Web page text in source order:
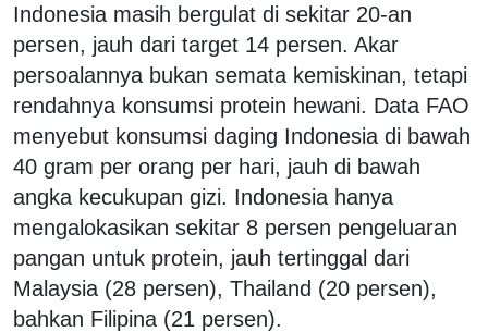
Indonesia masih bergulat di sekitar 20-an
persen, jauh dari target 14 persen. Akar
persoalannya bukan semata kemiskinan, tetapi
rendahnya konsumsi protein hewani. Data FAO
menyebut konsumsi daging Indonesia di bawah
40 gram per orang per hari, jauh di bawah
angka kecukupan gizi. Indonesia hanya
mengalokasikan sekitar 8 persen pengeluaran
pangan untuk protein, jauh tertinggal dari
Malaysia (28 persen), Thailand (20 persen),
bahkan Filipina (21 persen).